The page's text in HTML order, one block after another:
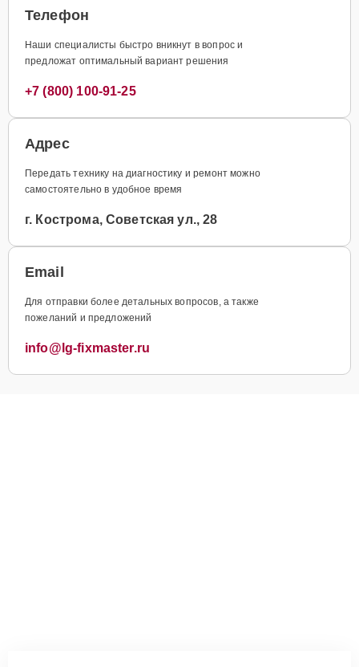
Телефон
Наши специалисты быстро вникнут в вопрос и
предложат оптимальный вариант решения
+7 (800) 100-91-25
Адрес
Передать технику на диагностику и ремонт можно
самостоятельно в удобное время
г. Кострома, Советская ул., 28
Email
Для отправки более детальных вопросов, а также
пожеланий и предложений
info@lg-fixmaster.ru